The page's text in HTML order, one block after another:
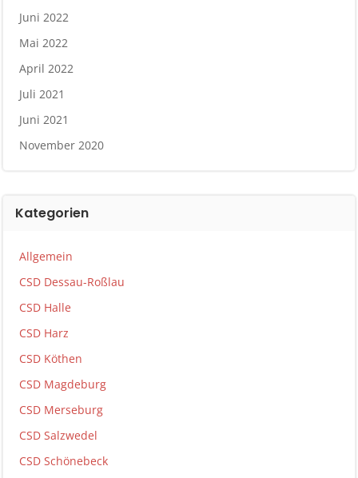
Juni 2022
Mai 2022
April 2022
Juli 2021
Juni 2021
November 2020
Kategorien
Allgemein
CSD Dessau-Roßlau
CSD Halle
CSD Harz
CSD Köthen
CSD Magdeburg
CSD Merseburg
CSD Salzwedel
CSD Schönebeck